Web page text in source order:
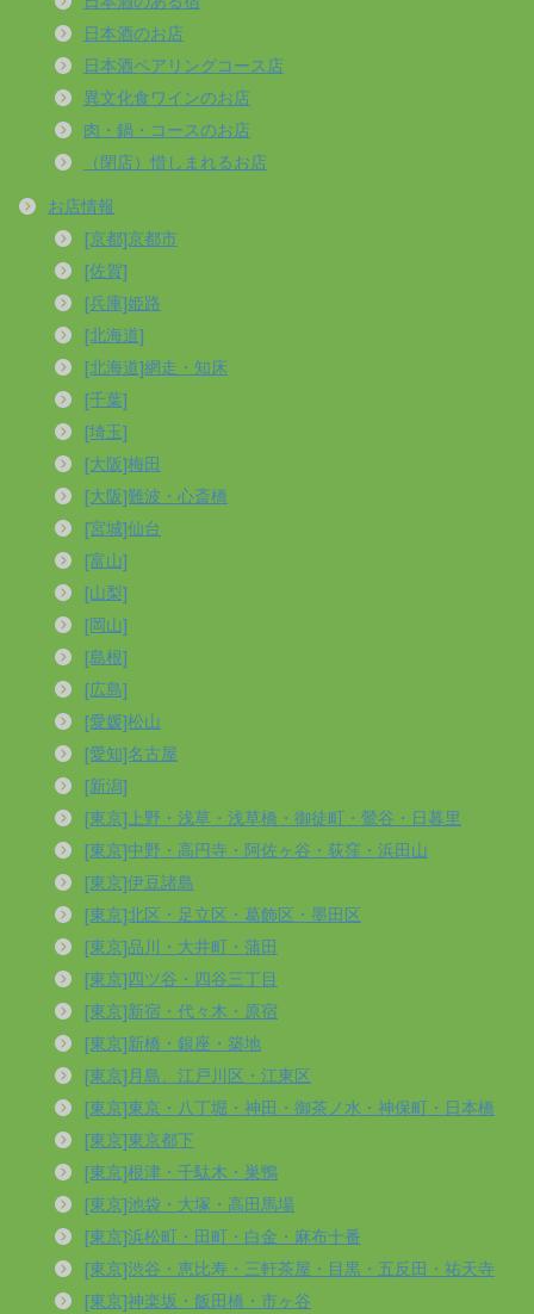
日本酒のお店
日本酒ペアリングコース店
異文化食ワインのお店
肉・鍋・コースのお店
（閉店）惜しまれるお店
お店情報
[京都]京都市
[佐賀]
[兵庫]姫路
[北海道]
[北海道]網走・知床
[千葉]
[埼玉]
[大阪]梅田
[大阪]難波・心斎橋
[宮城]仙台
[富山]
[山梨]
[岡山]
[島根]
[広島]
[愛媛]松山
[愛知]名古屋
[新潟]
[東京]上野・浅草・浅草橋・御徒町・鶯谷・日暮里
[東京]中野・高円寺・阿佐ヶ谷・荻窪・浜田山
[東京]伊豆諸島
[東京]北区・足立区・葛飾区・墨田区
[東京]品川・大井町・蒲田
[東京]四ツ谷・四谷三丁目
[東京]新宿・代々木・原宿
[東京]新橋・銀座・築地
[東京]月島、江戸川区・江東区
[東京]東京・八丁堀・神田・御茶ノ水・神保町・日本橋
[東京]東京都下
[東京]根津・千駄木・巣鴨
[東京]池袋・大塚・高田馬場
[東京]浜松町・田町・白金・麻布十番
[東京]渋谷・恵比寿・三軒茶屋・目黒・五反田・祐天寺
[東京]神楽坂・飯田橋・市ヶ谷